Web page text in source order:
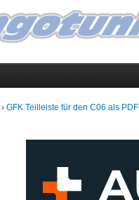
›GFK Teilleiste für den C06 als PDF